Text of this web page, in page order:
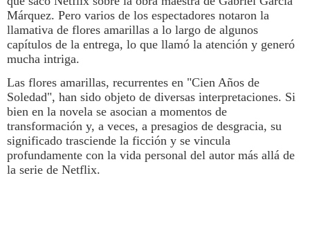
Márquez. Pero varios de los espectadores notaron la
llamativa de flores amarillas a lo largo de algunos
capítulos de la entrega, lo que llamó la atención y generó
mucha intriga.
Las flores amarillas, recurrentes en "Cien Años de
Soledad", han sido objeto de diversas interpretaciones. Si
bien en la novela se asocian a momentos de
transformación y, a veces, a presagios de desgracia, su
significado trasciende la ficción y se vincula
profundamente con la vida personal del autor más allá de
la serie de Netflix.